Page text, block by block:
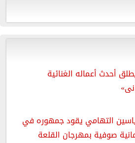
أحدث أعماله الغنائية
التهامي يقود جمهوره في
صوفية بمهرجان القلعة